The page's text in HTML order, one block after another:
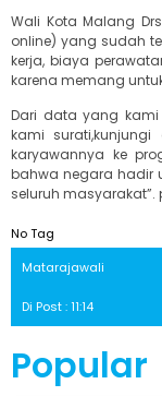
Wali Kota Malang
online) yang sudah
kerja, biaya
karena memang
Dari data yang
kami
karyawannya ke
bahwa negara hadir
seluruh
No Tag
Matarajawali
Di Post : 11:14
Popular